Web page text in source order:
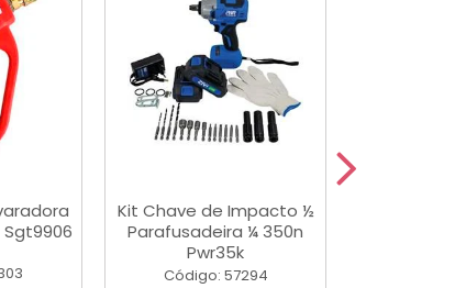
Kit Chave de Impacto ½
Parafusadeira ¼ 350n
Pwr35k
Código: 57294